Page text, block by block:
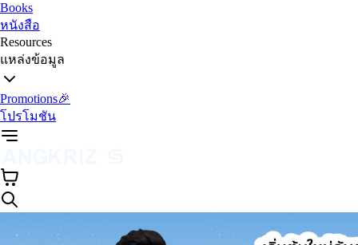
Books
หนังสือ
Resources
แหล่งข้อมูล
Promotions🎉
โปรโมชัน